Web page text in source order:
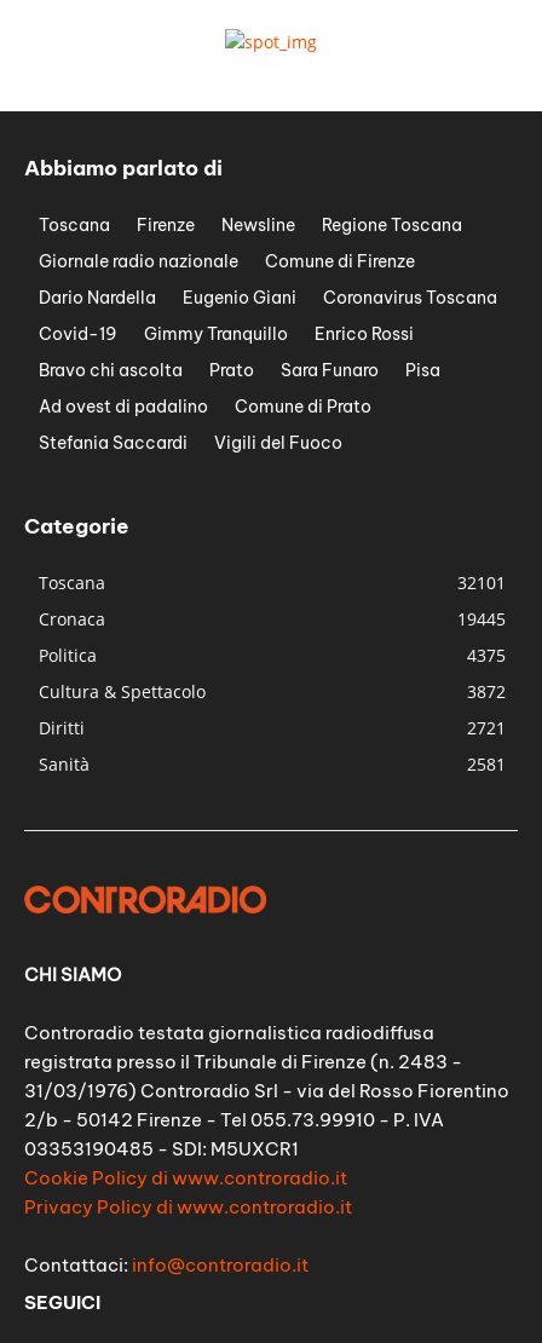
Abbiamo parlato di
Toscana Firenze Newsline
Regione Toscana
Giornale radio nazionale
Comune di Firenze
Dario Nardella
Eugenio Giani
Coronavirus Toscana
Covid-19
Gimmy Tranquillo
Enrico Rossi
Bravo chi ascolta
Prato Sara Funaro
Pisa
Ad ovest di padalino
Comune di Prato
Stefania Saccardi
Vigili del Fuoco
Categorie
Toscana
32101
Cronaca
19445
Politica
4375
Cultura & Spettacolo
3872
Diritti
2721
Sanità
2581
CHI SIAMO
Controradio testata giornalistica radiodiffusa
registrata presso il Tribunale di Firenze (n. 2483 -
31/03/1976) Controradio Srl - via del Rosso Fiorentino
2/b - 50142 Firenze - Tel 055.73.99910 - P. IVA
03353190485 - SDI: M5UXCR1
Cookie Policy di www.controradio.it
Privacy Policy di www.controradio.it
Contattaci: info@controradio.it
SEGUICI